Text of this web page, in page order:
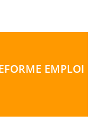
EMPLOI